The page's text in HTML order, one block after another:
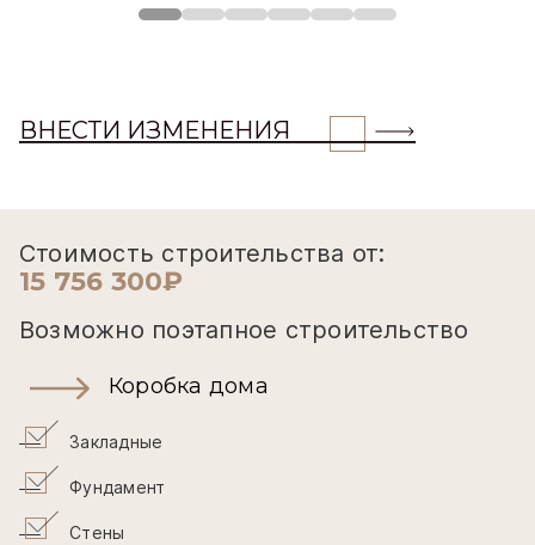
ВНЕСТИ ИЗМЕНЕНИЯ
Стоимость строительства от:
15 756 300₽
Возможно поэтапное строительство
Коробка дома
Закладные
Фундамент
Стены